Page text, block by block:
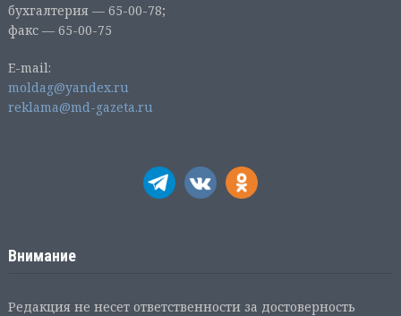
бухгалтерия — 65-00-78;
факс — 65-00-75
E-mail:
moldag@yandex.ru
reklama@md-gazeta.ru
Внимание
Редакция не несет ответственности за достоверность